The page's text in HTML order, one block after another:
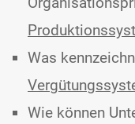
Was
Wie können